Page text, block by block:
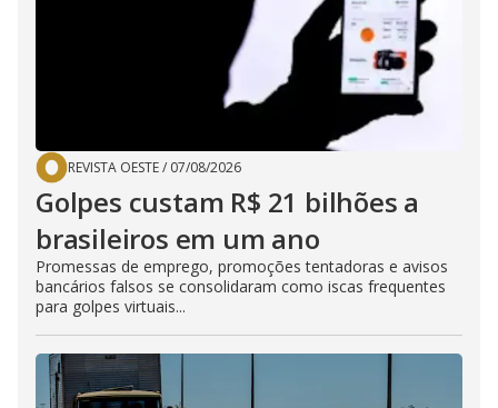
REVISTA OESTE/ 07/08/2026
Golpes custam R$ 21 bilhões a
brasileiros em um ano
Promessas de emprego, promoções tentadoras e avisos
bancários falsos se consolidaram como iscas frequentes
para golpes virtuais...